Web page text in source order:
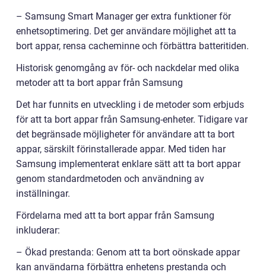
– Samsung Smart Manager ger extra funktioner för
enhetsoptimering. Det ger användare möjlighet att ta
bort appar, rensa cacheminne och förbättra batteritiden.
Historisk genomgång av för- och nackdelar med olika
metoder att ta bort appar från Samsung
Det har funnits en utveckling i de metoder som erbjuds
för att ta bort appar från Samsung-enheter. Tidigare var
det begränsade möjligheter för användare att ta bort
appar, särskilt förinstallerade appar. Med tiden har
Samsung implementerat enklare sätt att ta bort appar
genom standardmetoden och användning av
inställningar.
Fördelarna med att ta bort appar från Samsung
inkluderar:
– Ökad prestanda: Genom att ta bort oönskade appar
kan användarna förbättra enhetens prestanda och